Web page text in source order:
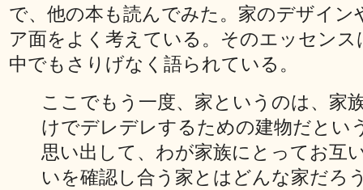
で、他の本も読んでみた。家のデザイン
ア面をよく考えている。そのエッセンス
中でもさりげなく語られている。
ここでもう一度、家というのは、家
けでデレデレするための建物だとい
思い出して、わが家族にとってお互
いを確認し合う家とはどんな家だろ